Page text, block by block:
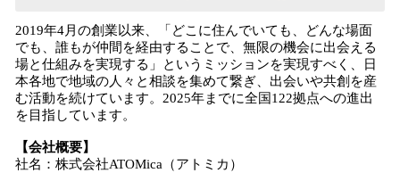
2019年4月の創業以来、「どこに住んでいても、どんな場面
でも、誰もが仲間を経由することで、無限の機会に出会える
場と仕組みを実現する」というミッションを実現すべく、日
本各地で地域の人々と相談を集めて繋ぎ、出会いや共創を産
む活動を続けています。2025年までに全国122拠点への進出
を目指しています。
【会社概要】
社名：株式会社ATOMica（アトミカ）